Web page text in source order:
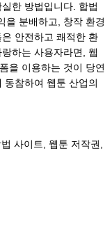
한 방법입니다. 합법
을 분배하고, 창작 환경
안전하고 쾌적한 환
하는 사용자라면, 웹
을 이용하는 것이 당연
동참하여 웹툰 산업의
사이트, 웹툰 저작권,